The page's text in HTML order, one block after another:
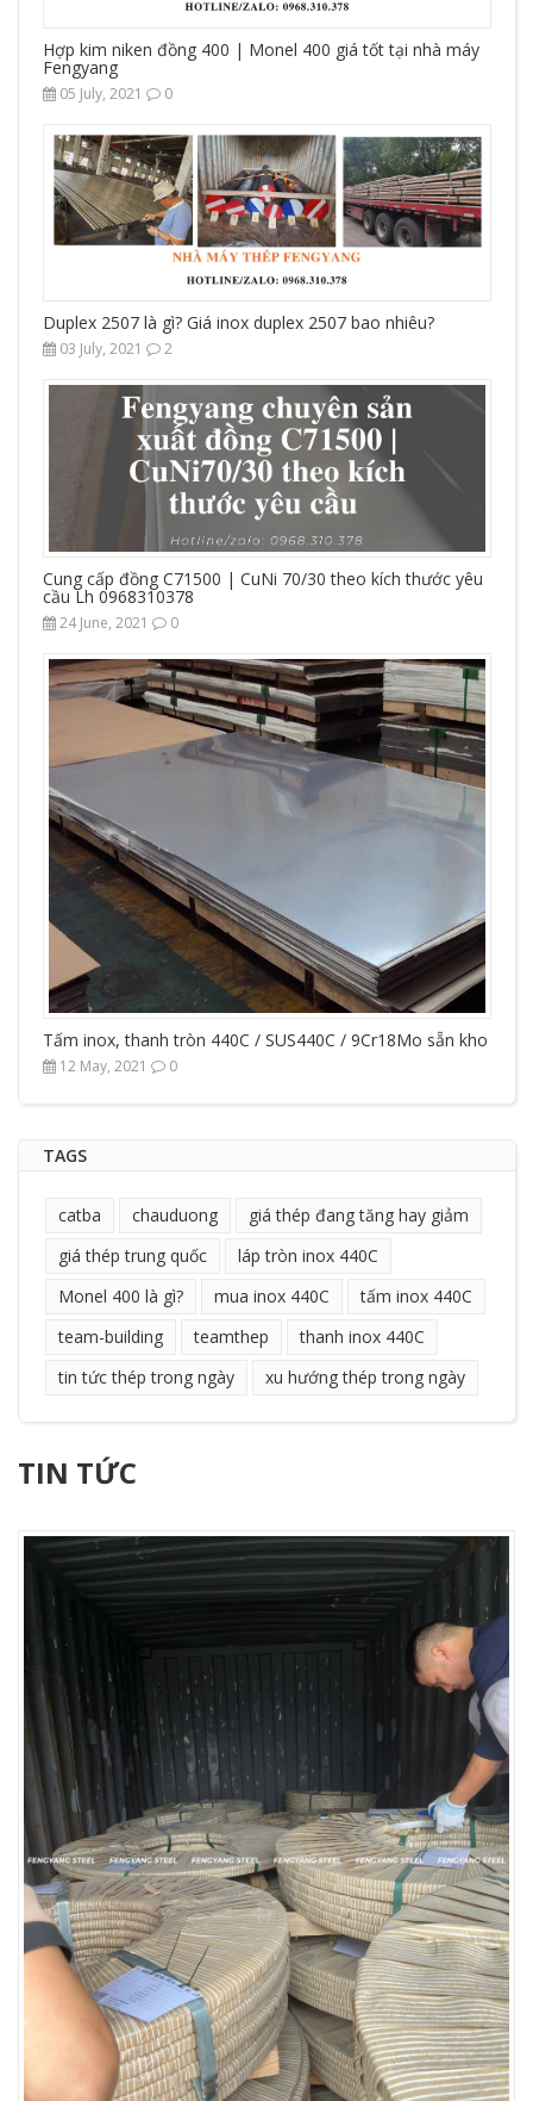
Hợp kim niken đồng 400 | Monel 400 giá tốt tại nhà máy
Fengyang
05 July, 2021 0
Duplex 2507 là gì? Giá inox duplex 2507 bao nhiêu?
03 July, 2021 2
Cung cấp đồng C71500 | CuNi 70/30 theo kích thước yêu
cầu Lh 0968310378
24 June, 2021 0
Tấm inox, thanh tròn 440C / SUS440C / 9Cr18Mo sẵn kho
12 May, 2021 0
TAGS
catba chauduong
giá thép đang tăng hay giảm
giá thép trung quốc
láp tròn inox 440C
Monel 400 là gì?
mua inox 440C
tấm inox 440C
team-building
teamthep
thanh inox 440C
tin tức thép trong ngày
xu hướng thép trong ngày
TIN TỨC